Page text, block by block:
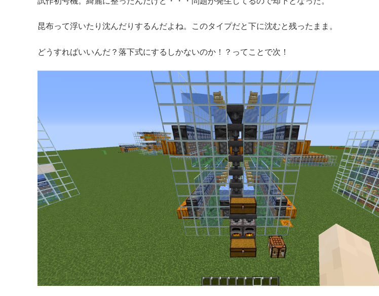
昆布って浮いたり沈んだりするんだよね。このタイプだと下に沈むと残ったまま。
どうすればいいんだ？落下式にするしかないのか！？ってことで次！